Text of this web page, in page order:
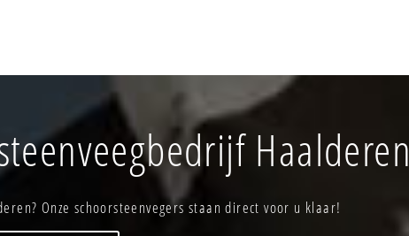
Haalderen
Onze schoorsteenvegers staan direct voor u klaar!